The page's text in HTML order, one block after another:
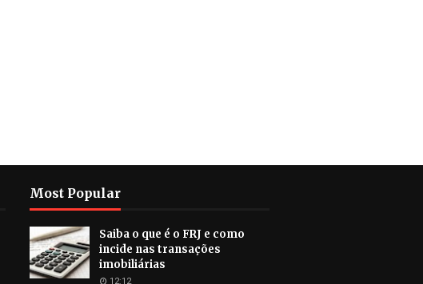
Most Popular
Saiba o que é o FRJ e como
incide nas transações
imobiliárias
12:12